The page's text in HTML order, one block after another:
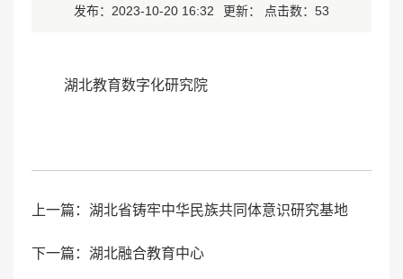
发布：2023-10-20 16:32 更新： 点击数： 53
湖北教育数字化研究院
上一篇： 湖北省铸牢中华民族共同体意识研究基地
下一篇： 湖北融合教育中心